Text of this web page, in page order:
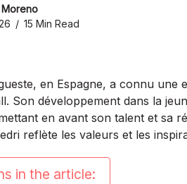
15 Min Read
en Espagne, a connu
Son développement dans la
en avant son talent et sa
reflète les valeurs et les
in the article: